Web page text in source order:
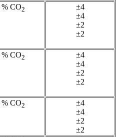
% СО2
±4
±4
±2
±2
% СО2
±4
±4
±2
±2
% СО2
±4
±4
±2
±2